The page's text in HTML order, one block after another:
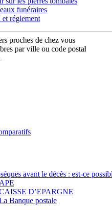
funéraires
réglement
proches de chez vous
par ville ou code postal
avant le décès : est-ce
D’EPARGNE
Banque postale